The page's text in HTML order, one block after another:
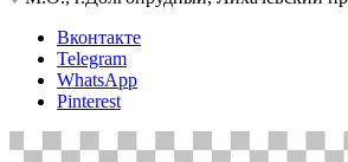
Вконтакте
Telegram
WhatsApp
Pinterest